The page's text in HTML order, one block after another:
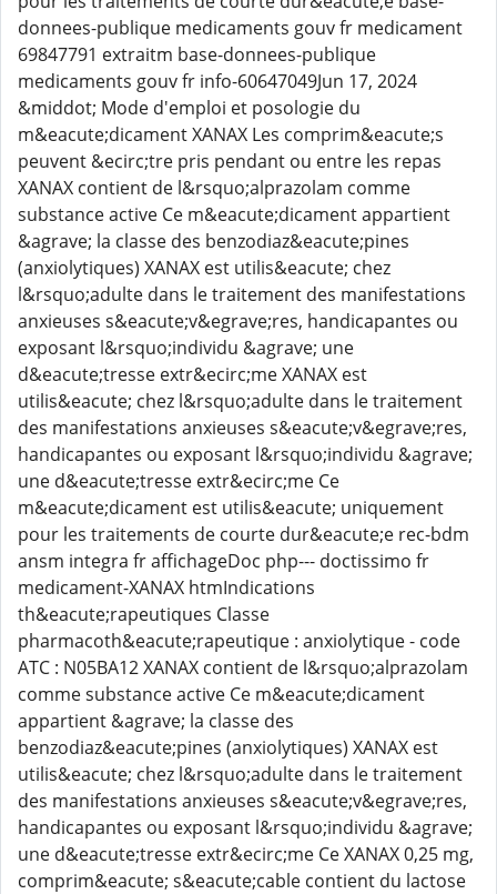
donnees-publique medicaments gouv fr medicament
69847791 extraitm base-donnees-publique
medicaments gouv fr info-60647049Jun 17, 2024
&middot; Mode d'emploi et posologie du
m&eacute;dicament XANAX Les comprim&eacute;s
peuvent &ecirc;tre pris pendant ou entre les repas
XANAX contient de l&rsquo;alprazolam comme
substance active Ce m&eacute;dicament appartient
&agrave; la classe des benzodiaz&eacute;pines
(anxiolytiques) XANAX est utilis&eacute; chez
l&rsquo;adulte dans le traitement des manifestations
anxieuses s&eacute;v&egrave;res, handicapantes ou
exposant l&rsquo;individu &agrave; une
d&eacute;tresse extr&ecirc;me XANAX est
utilis&eacute; chez l&rsquo;adulte dans le traitement
des manifestations anxieuses s&eacute;v&egrave;res,
handicapantes ou exposant l&rsquo;individu &agrave;
une d&eacute;tresse extr&ecirc;me Ce
m&eacute;dicament est utilis&eacute; uniquement
pour les traitements de courte dur&eacute;e rec-bdm
ansm integra fr affichageDoc php--- doctissimo fr
medicament-XANAX htmIndications
th&eacute;rapeutiques Classe
pharmacoth&eacute;rapeutique : anxiolytique - code
ATC : N05BA12 XANAX contient de l&rsquo;alprazolam
comme substance active Ce m&eacute;dicament
appartient &agrave; la classe des
benzodiaz&eacute;pines (anxiolytiques) XANAX est
utilis&eacute; chez l&rsquo;adulte dans le traitement
des manifestations anxieuses s&eacute;v&egrave;res,
handicapantes ou exposant l&rsquo;individu &agrave;
une d&eacute;tresse extr&ecirc;me Ce XANAX 0,25 mg,
comprim&eacute; s&eacute;cable contient du lactose